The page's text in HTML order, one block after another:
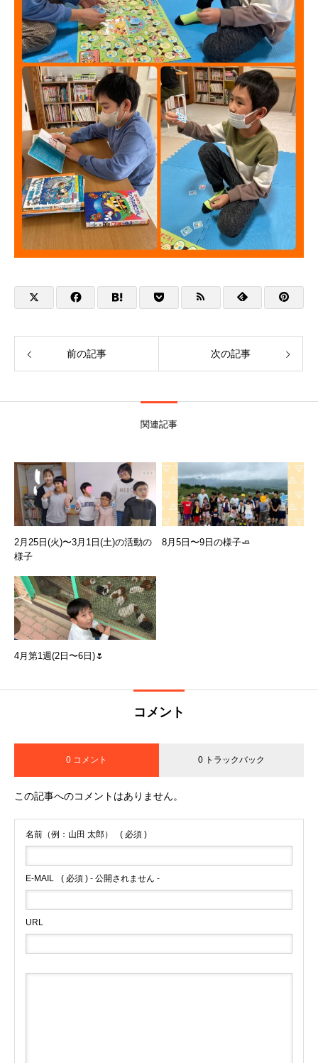
前の記事 次の記事
関連記事
2月25日(火)〜3月1日(土)の活動の
様子
8月5日〜9日の様子🧈
4月第1週(2日〜6日)🌷
コメント
0 コメント 0 トラックバック
この記事へのコメントはありません。
名前（例：山田 太郎） ( 必須 )
E-MAIL ( 必須 ) - 公開されません -
URL